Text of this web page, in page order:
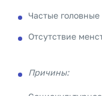
Частые головные
Отсутствие
Причины: